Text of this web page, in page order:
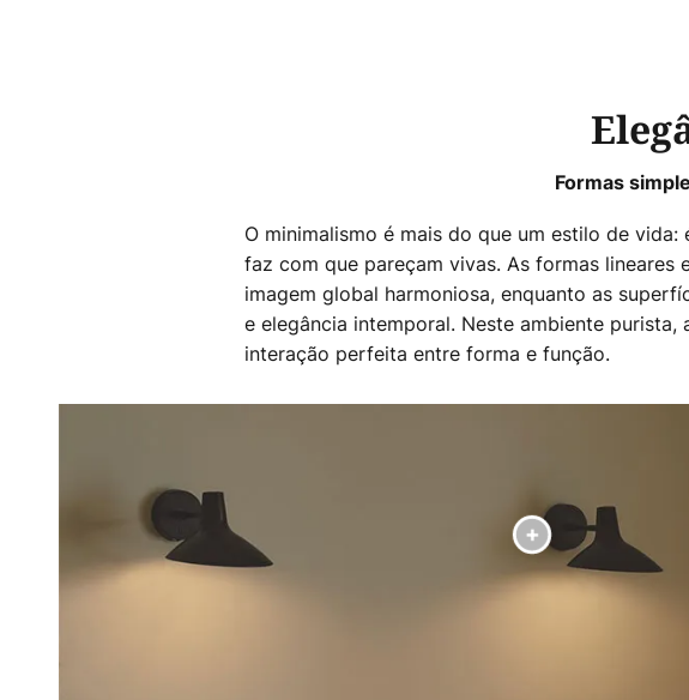
Formas
O minimalismo é mais do que um estilo de
faz com que pareçam vivas. As formas
imagem global harmoniosa, enquanto as
e elegância intemporal. Neste ambiente
interação perfeita entre forma e função.